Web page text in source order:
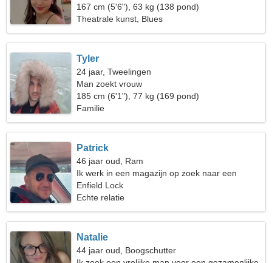
167 cm (5'6"), 63 kg (138 pond)
Theatrale kunst, Blues
Tyler
24 jaar, Tweelingen
Man zoekt vrouw
185 cm (6'1"), 77 kg (169 pond)
Familie
Patrick
46 jaar oud, Ram
Ik werk in een magazijn op zoek naar een
bescheiden vrouw
Enfield Lock
Echte relatie
Natalie
44 jaar oud, Boogschutter